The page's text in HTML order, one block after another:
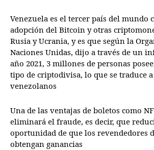
Venezuela es el tercer país del mundo
adopción del Bitcoin y otras
Rusia y Ucrania, y es que según la
Naciones Unidas, dijo a través de un
año 2021, 3 millones de personas
tipo de criptodivisa, lo que se traduce
venezolanos
Una de las ventajas de boletos como
eliminará el fraude, es decir, que
oportunidad de que los revendedores
obtengan ganancias